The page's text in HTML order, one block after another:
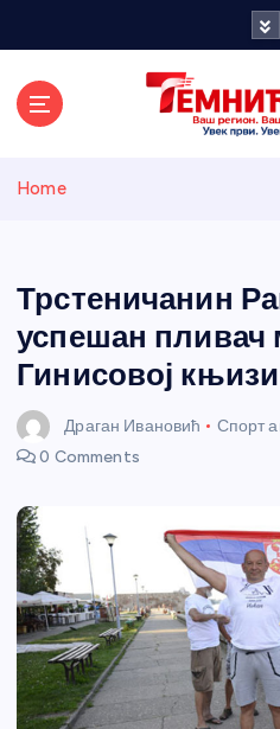
и
Home
Трстеничанин
успешан пливач
Гинисовој
Драган Ивановић Спорт
0 Comments